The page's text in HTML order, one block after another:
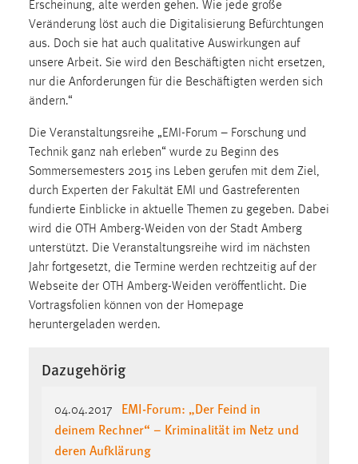
Erscheinung, alte werden gehen. Wie jede große
Veränderung löst auch die Digitalisierung Befürchtungen
aus. Doch sie hat auch qualitative Auswirkungen auf
unsere Arbeit. Sie wird den Beschäftigten nicht ersetzen,
nur die Anforderungen für die Beschäftigten werden sich
ändern.“
Die Veranstaltungsreihe „EMI-Forum – Forschung und
Technik ganz nah erleben“ wurde zu Beginn des
Sommersemesters 2015 ins Leben gerufen mit dem Ziel,
durch Experten der Fakultät EMI und Gastreferenten
fundierte Einblicke in aktuelle Themen zu gegeben. Dabei
wird die OTH Amberg-Weiden von der Stadt Amberg
unterstützt. Die Veranstaltungsreihe wird im nächsten
Jahr fortgesetzt, die Termine werden rechtzeitig auf der
Webseite der OTH Amberg-Weiden veröffentlicht. Die
Vortragsfolien können von der Homepage
heruntergeladen werden.
Dazugehörig
04.04.2017
EMI-Forum: „Der Feind in
deinem Rechner“ – Kriminalität im Netz und
deren Aufklärung
Facebook Pixel
Name:
_fbp
Anbieter:
Facebook
Zweck:
Conversion-Tracking
Cookie Laufzeit:
3 Monate
EXTERNE MEDIEN
Um Inhalte von Videoplattformen und Social Media
Plattformen anzeigen zu können, werden von diesen
externen Medien Cookies gesetzt.
YouTube
Vimeo